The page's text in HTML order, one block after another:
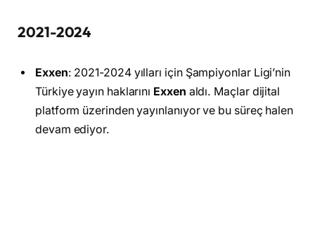
2021-2024
Exxen: 2021-2024 yılları için Şampiyonlar Ligi’nin
Türkiye yayın haklarını Exxen aldı. Maçlar dijital
platform üzerinden yayınlanıyor ve bu süreç halen
devam ediyor.